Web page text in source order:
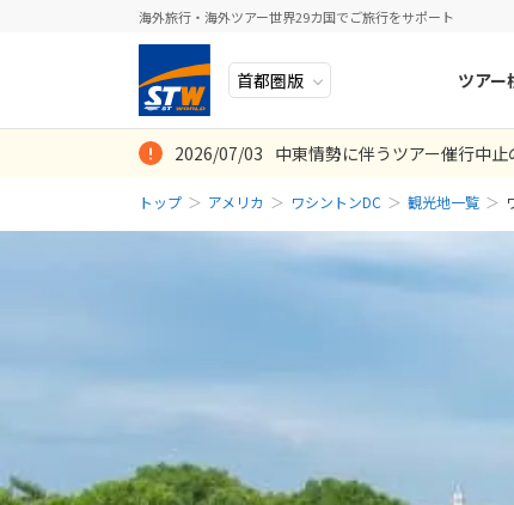
海外旅行・海外ツアー世界29カ国でご旅行をサポート
ツアー
ヨーロッパ
中近東・トルコ
アメリカ・カナダ
モルディブ・他インド洋
イタリ
ドイツ
ベルギー
人気のテーマ
お得な旅
秋旅
年末年
2026/07/03 中東情勢に伴うツアー催行中止
トップ アメリカ ワシントンDC 観光地一覧